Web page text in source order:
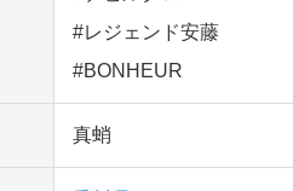
#レジェンド安藤
#BONHEUR
真蛸